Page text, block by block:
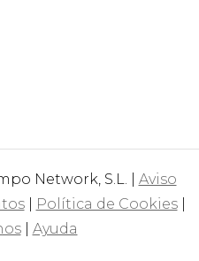
Network, S.L. | Aviso
| Política de Cookies|
| Ayuda